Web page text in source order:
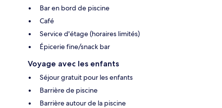
Bar en bord de piscine
Café
Service d'étage (horaires limités)
Épicerie fine/snack bar
Voyage avec les enfants
Séjour gratuit pour les enfants
Barrière de piscine
Barrière autour de la piscine